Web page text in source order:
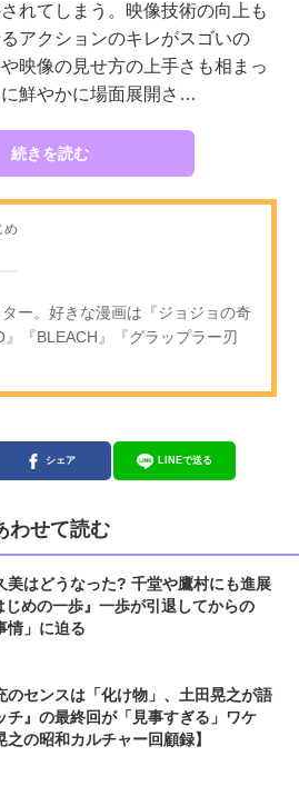
れてしまう。映像技術の向上も
アクションのキレがスゴいの
映像の見せ方の上手さも相まっ
鮮やかに場面展開さ…
続きを読む
め
ー。好きな漫画は『ジョジョの奇
『BLEACH』『グラップラー刃
シェア LINEで送る
わせて読む
美はどうなった? 千堂や鷹村にも進展
じめの一歩』一歩が引退してからの
情」に迫る
のセンスは「化け物」、土田晃之が語
チ』の最終回が「見事すぎる」ワケ
之の昭和カルチャー回顧録】